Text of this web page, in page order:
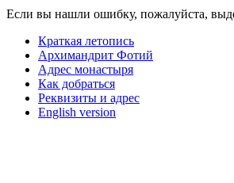
Если вы нашли ошибку, пожалуйста,
Краткая летопись
Архимандрит Фотий
Адрес монастыря
Как добраться
Реквизиты и адрес
English version